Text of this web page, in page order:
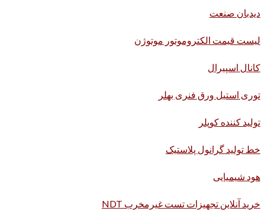
دیدبان صنعت
لیست قیمت الکتروموتور موتوژن
کانال اسپیرال
توری استیل ورق فنری بهلر
تولید کننده کوپلر
خط تولید گرانول پلاستیک
هود شیمیایی
خرید آنلاین تجهیزات تست غیرمخرب NDT